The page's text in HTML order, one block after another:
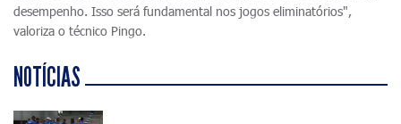
desempenho. Isso será fundamental nos jogos eliminatórios",
valoriza o técnico Pingo.
NOTÍCIAS